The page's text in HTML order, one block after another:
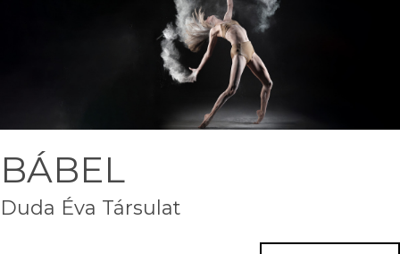
BÁBEL
Duda Éva Társulat